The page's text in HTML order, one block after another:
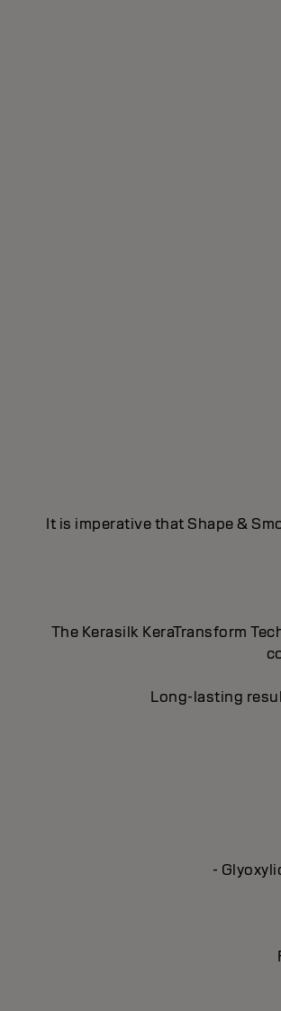
It is imperative that Shape &
The Kerasilk KeraTransform
Long-lasting
-